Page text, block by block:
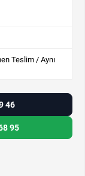
Teslim / Aynı
46
95